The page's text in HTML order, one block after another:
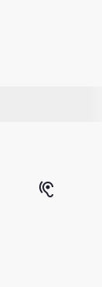
hearing